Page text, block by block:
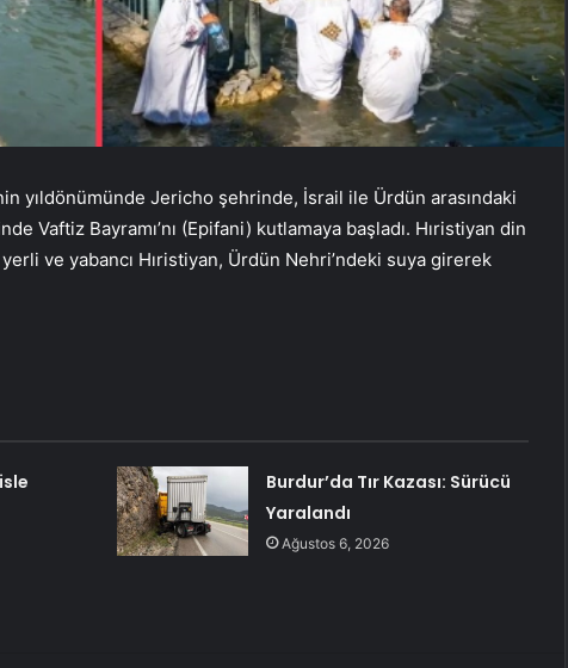
yıldönümünde Jericho şehrinde, İsrail ile Ürdün arasındaki
Vaftiz Bayramı’nı (Epifani) kutlamaya başladı. Hıristiyan din
ve yabancı Hıristiyan, Ürdün Nehri’ndeki suya girerek
Burdur’da Tır Kazası: Sürücü
Yaralandı
Ağustos 6, 2026